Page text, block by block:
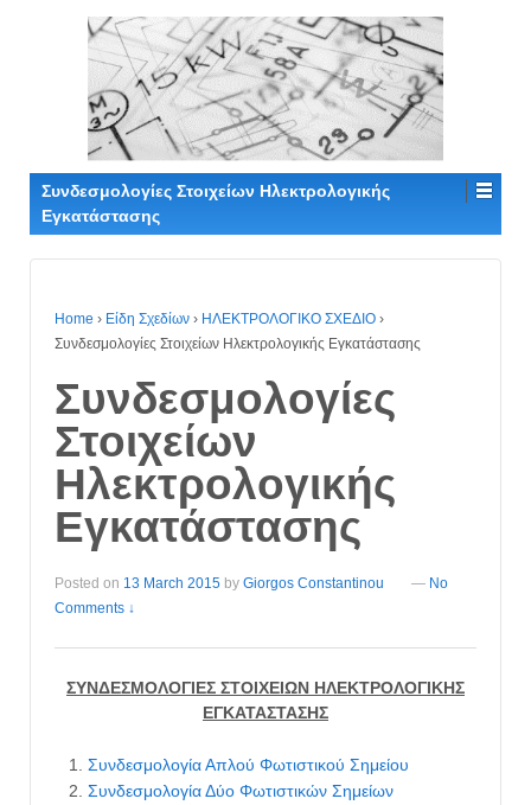
Συνδεσμολογίες Στοιχείων Ηλεκτρολογικής
Εγκατάστασης
Home › Είδη Σχεδίων › ΗΛΕΚΤΡΟΛΟΓΙΚΟ ΣΧΕΔΙΟ ›
Συνδεσμολογίες Στοιχείων Ηλεκτρολογικής Εγκατάστασης
Συνδεσμολογίες
Στοιχείων
Ηλεκτρολογικής
Εγκατάστασης
Posted on 13 March 2015 by Giorgos Constantinou — No
Comments ↓
ΣΥΝΔΕΣΜΟΛΟΓΙΕΣ ΣΤΟΙΧΕΙΩΝ ΗΛΕΚΤΡΟΛΟΓΙΚΗΣ
ΕΓΚΑΤΑΣΤΑΣΗΣ
Συνδεσμολογία Απλού Φωτιστικού Σημείου
Συνδεσμολογία Δύο Φωτιστικών Σημείων